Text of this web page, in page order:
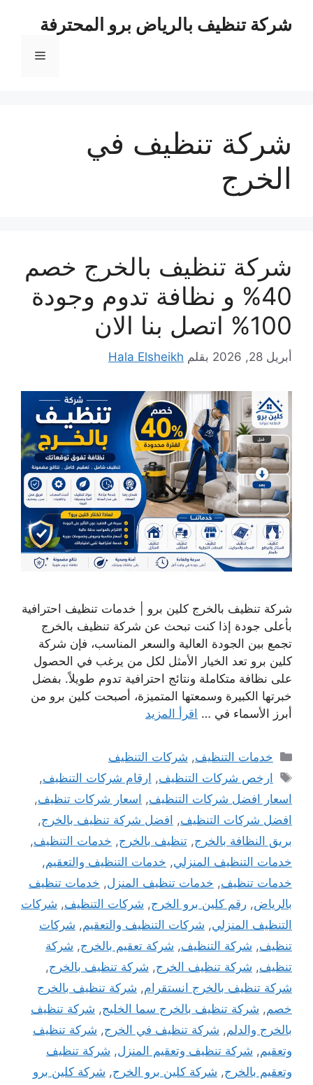
شركة تنظيف بالرياض برو المحترفة
القائمة
شركة تنظيف في
الخرج
شركة تنظيف بالخرج خصم
40% و نظافة تدوم وجودة
100% اتصل بنا الان
أبريل 28, 2026 بقلم Hala Elsheikh
شركة تنظيف بالخرج كلين برو | خدمات تنظيف احترافية
بأعلى جودة إذا كنت تبحث عن شركة تنظيف بالخرج
تجمع بين الجودة العالية والسعر المناسب، فإن شركة
كلين برو تعد الخيار الأمثل لكل من يرغب في الحصول
على نظافة متكاملة ونتائج احترافية تدوم طويلاً. بفضل
خبرتها الكبيرة وسمعتها المتميزة، أصبحت كلين برو من
أبرز الأسماء في … اقرأ المزيد
التصنيفات
خدمات التنظيف, شركات التنظيف
الوسوم
ارخص شركات التنظيف, ارقام شركات التنظيف,
اسعار افضل شركات التنظيف, اسعار شركات تنظيف,
افضل شركات التنظيف, افضل شركة تنظيف بالخرج,
بريق النظافة بالخرج, تنظيف بالخرج, خدمات التنظيف,
خدمات التنظيف المنزلي, خدمات التنظيف والتعقيم,
خدمات تنظيف, خدمات تنظيف المنزل, خدمات تنظيف
بالرياض, رقم كلين برو الخرج, شركات التنظيف, شركات
التنظيف المنزلي, شركات التنظيف والتعقيم, شركات
تنظيف, شركة التنظيف, شركة تعقيم بالخرج, شركة
تنظيف, شركة تنظيف الخرج, شركة تنظيف بالخرج,
شركة تنظيف بالخرج انستقرام, شركة تنظيف بالخرج
خصم, شركة تنظيف بالخرج سما الخليج, شركة تنظيف
بالخرج والدلم, شركة تنظيف في الخرج, شركة تنظيف
وتعقيم, شركة تنظيف وتعقيم المنزل, شركة تنظيف
وتعقيم بالخرج, شركة كلين برو الخرج, شركة كلين برو